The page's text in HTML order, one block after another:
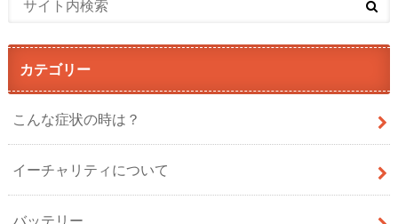
カテゴリー
こんな症状の時は？
イーチャリティについて
バッテリー